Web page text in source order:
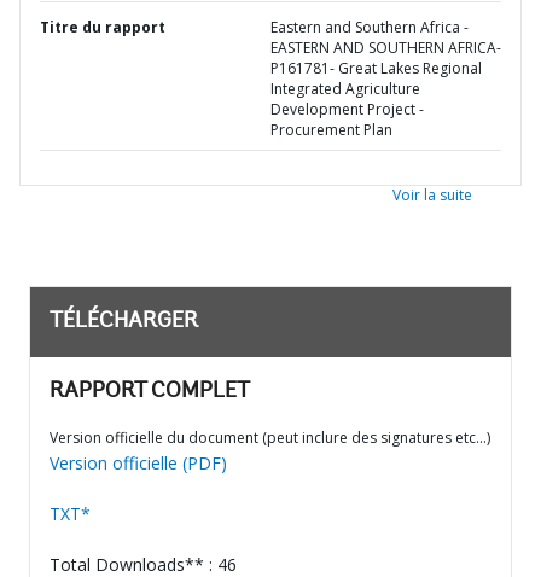
Titre du rapport
Eastern and Southern Africa -
EASTERN AND SOUTHERN AFRICA-
P161781- Great Lakes Regional
Integrated Agriculture
Development Project -
Procurement Plan
Voir la suite
TÉLÉCHARGER
RAPPORT COMPLET
Version officielle du document (peut inclure des signatures etc…)
Version officielle (PDF)
TXT*
Total Downloads** : 46